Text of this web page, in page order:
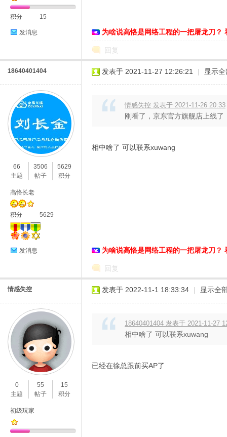
积分 15
发消息 为啥说高恪是网络工程的一把屠龙刀？
回复
18640401404
66
主题
3506
帖子
5629
积分
高恪长老
积分 5629
发消息
发表于 2021-11-27 12:26:21 | 显示
情感失控 发表于 2021-11-26 20:33
刚看了，京东官方旗舰店上线
相中啥了 可以联系xuwang
为啥说高恪是网络工程的一把屠龙刀？
回复
情感失控
0
主题
55
帖子
15
积分
初级玩家
发表于 2022-11-1 18:33:34 | 显示全
18640401404 发表于 2021-11-27
相中啥了 可以联系xuwang
已经在徐总跟前买AP了